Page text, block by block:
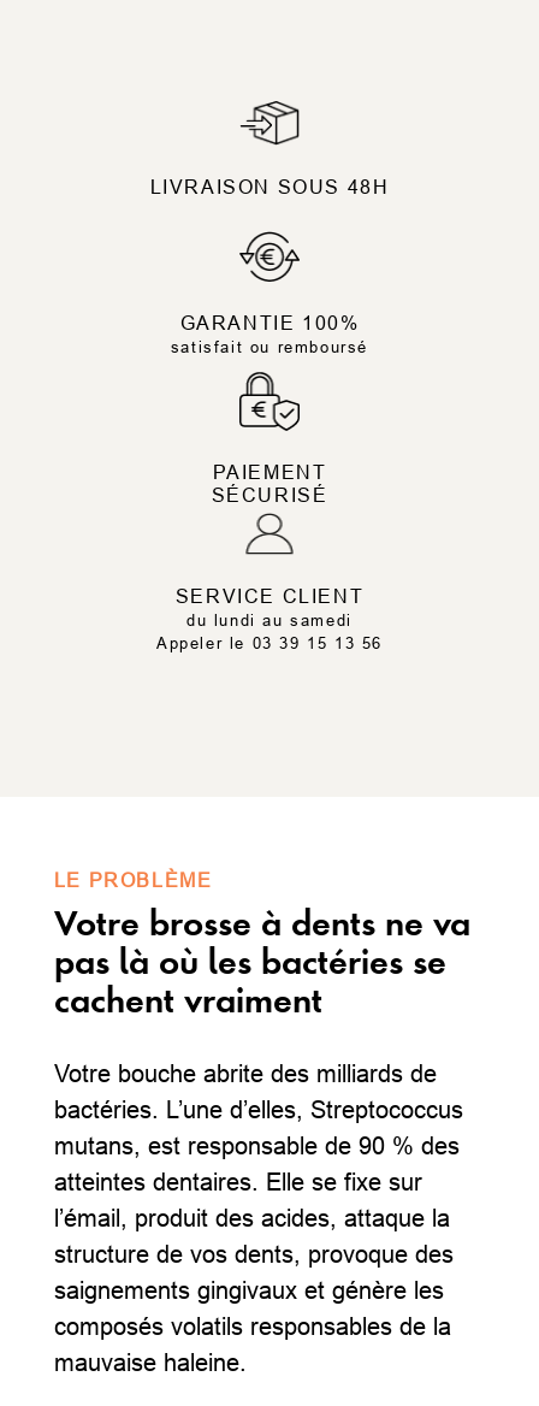
LIVRAISON SOUS 48H
GARANTIE 100%
satisfait ou remboursé
PAIEMENT
SÉCURISÉ
SERVICE CLIENT
du lundi au samedi
Appeler le 03 39 15 13 56
LE PROBLÈME
Votre brosse à dents ne va
pas là où les bactéries se
cachent vraiment
Votre bouche abrite des milliards de
bactéries. L’une d’elles, Streptococcus
mutans, est responsable de 90 % des
atteintes dentaires. Elle se fixe sur
l’émail, produit des acides, attaque la
structure de vos dents, provoque des
saignements gingivaux et génère les
composés volatils responsables de la
mauvaise haleine.